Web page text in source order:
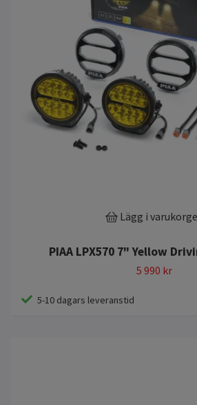
Lägg i
PIAA LPX570 7" Yellow
5 990 kr
5-10 dagars leveranstid